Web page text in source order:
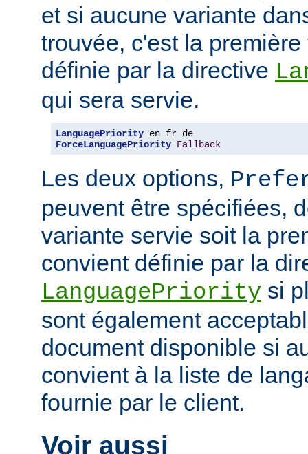
et si aucune variante
trouvée, c'est la
définie par la directive
qui sera servie.
LanguagePriority
ForceLanguagePriority Fallback
Les deux options,
peuvent être spécifiées,
variante servie soit la
convient définie par la
LanguagePriority si
sont également
document disponible si
convient à la liste de
fournie par le client.
Voir aussi